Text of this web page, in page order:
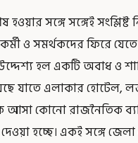
সঙ্গে সঙ্গেই সংশ্লিষ্ট
ও সমর্থকদের ফিরে
হল একটি অবাধ ও
যাতে এলাকার হোটেল,
আসা কোনো রাজনৈতিক
হচ্ছে। একই সঙ্গে